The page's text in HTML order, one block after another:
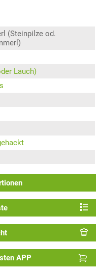
(Steinpilze od.
Lauch)
APP